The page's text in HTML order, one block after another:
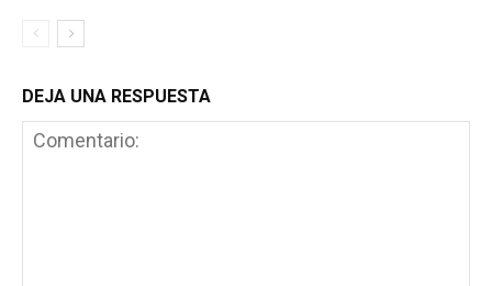
DEJA UNA RESPUESTA